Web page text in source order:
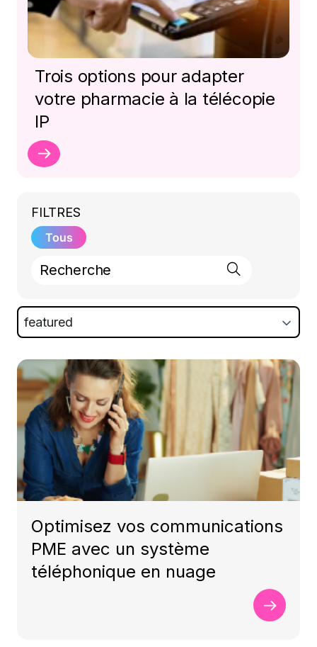
Trois options pour adapter
votre pharmacie à la télécopie
IP
FILTRES
Tous
featured
Optimisez vos communications
PME avec un système
téléphonique en nuage